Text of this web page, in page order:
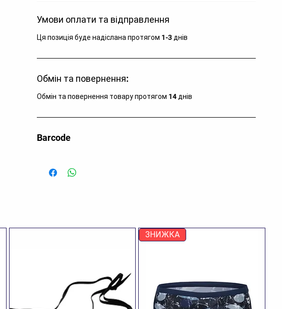
Умови оплати та відправлення
Ця позиція буде надіслана протягом 1-3 днів
Обмін та повернення:
Обмін та повернення товару протягом 14 днів
Barcode
ЗНИЖКА